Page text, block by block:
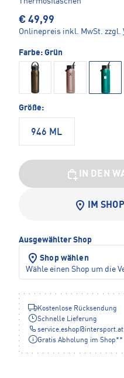
€ 49,99
Onlinepreis inkl. MwSt. zzgl.
Farbe: Grün
Größe:
946 ML
IN DEN
IM
Ausgewählter Shop
Shop wählen
Wähle einen Shop um die
Kostenlose Rücksendung
Schnelle Lieferung
service.eshop@intersport.at
Gratis Abholung im Shop**